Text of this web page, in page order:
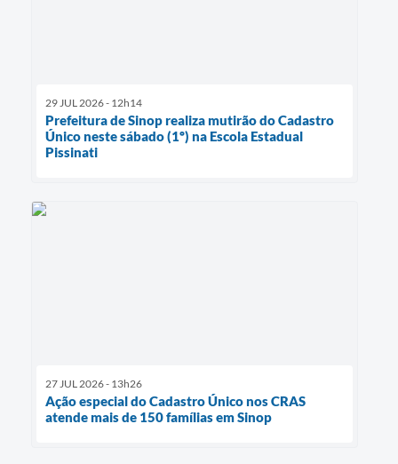
29 JUL 2026 - 12h14
Prefeitura de Sinop realiza mutirão do Cadastro
Único neste sábado (1º) na Escola Estadual
Pissinati
27 JUL 2026 - 13h26
Ação especial do Cadastro Único nos CRAS
atende mais de 150 famílias em Sinop